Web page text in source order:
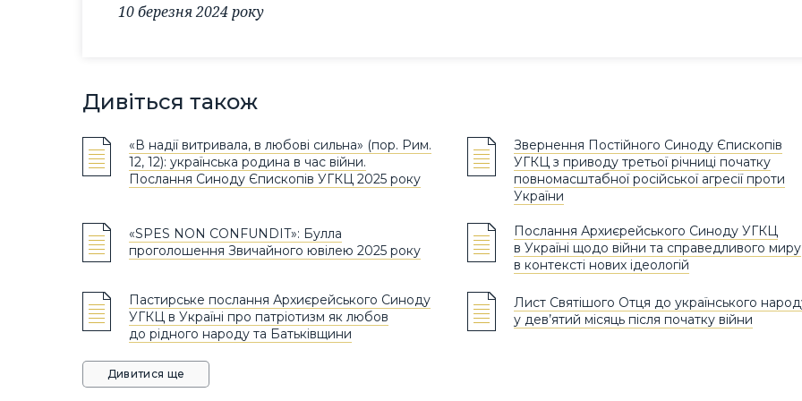
10 березня 2024 року
Дивіться також
«В надії витривала, в любові сильна» (пор. Рим.
12, 12): українська родина в час війни.
Послання Синоду Єпископів УГКЦ 2025 року
Звернення Постійного Синоду Єпископів
УГКЦ з приводу третьої річниці початку
повномасштабної російської агресії проти
України
«SPES NON CONFUNDIT»: Булла
проголошення Звичайного ювілею 2025 року
Послання Архиєрейського Синоду УГКЦ
в Україні щодо війни та справедливого миру
в контексті нових ідеологій
Пастирське послання Архиєрейського Синоду
УГКЦ в Україні про патріотизм як любов
до рідного народу та Батьківщини
Лист Святішого Отця до українського
у дев’ятий місяць після початку війни
Дивитися ще